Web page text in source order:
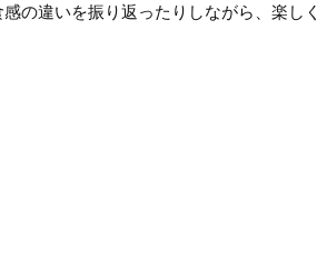
の違いを振り返ったりしながら、楽しく